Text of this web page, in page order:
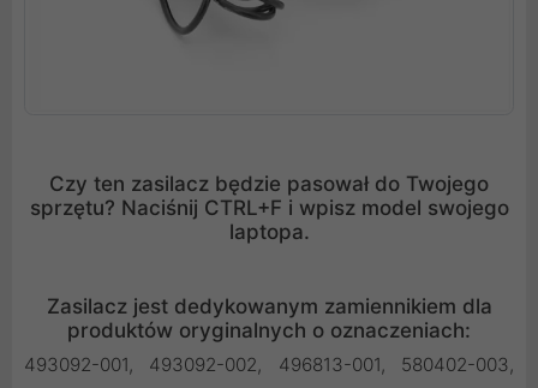
Czy ten zasilacz będzie pasował do Twojego
sprzętu? Naciśnij CTRL+F i wpisz model swojego
laptopa.
Zasilacz jest dedykowanym zamiennikiem dla
produktów oryginalnych o oznaczeniach:
493092-001, 493092-002, 496813-001, 580402-003,